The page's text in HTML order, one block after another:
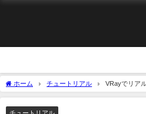
ホーム チュートリアル
VRayでリア
ル！！